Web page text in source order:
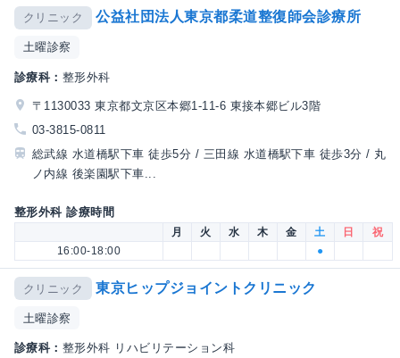
クリニック 公益社団法人東京都柔道整復師会診療所
土曜診察
診療科： 整形外科
〒1130033 東京都文京区本郷1-11-6 東接本郷ビル3階
03-3815-0811
総武線 水道橋駅下車 徒歩5分 / 三田線 水道橋駅下車 徒歩3分 / 丸
ノ内線 後楽園駅下車...
整形外科 診療時間
月 火 水 木 金 土 日
祝
16:00-18:00
●
クリニック 東京ヒップジョイントクリニック
土曜診察
診療科： 整形外科 リハビリテーション科